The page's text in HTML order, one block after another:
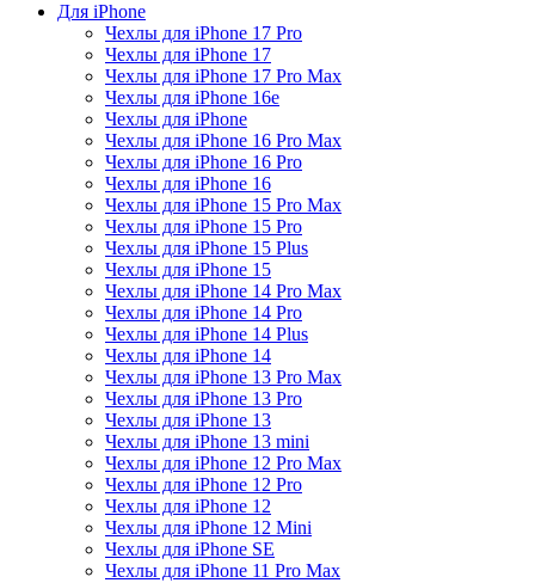
Для iPhone
Чехлы для iPhone 17 Pro
Чехлы для iPhone 17
Чехлы для iPhone 17 Pro Max
Чехлы для iPhone 16e
Чехлы для iPhone
Чехлы для iPhone 16 Pro Max
Чехлы для iPhone 16 Pro
Чехлы для iPhone 16
Чехлы для iPhone 15 Pro Max
Чехлы для iPhone 15 Pro
Чехлы для iPhone 15 Plus
Чехлы для iPhone 15
Чехлы для iPhone 14 Pro Max
Чехлы для iPhone 14 Pro
Чехлы для iPhone 14 Plus
Чехлы для iPhone 14
Чехлы для iPhone 13 Pro Max
Чехлы для iPhone 13 Pro
Чехлы для iPhone 13
Чехлы для iPhone 13 mini
Чехлы для iPhone 12 Pro Max
Чехлы для iPhone 12 Pro
Чехлы для iPhone 12
Чехлы для iPhone 12 Mini
Чехлы для iPhone SE
Чехлы для iPhone 11 Pro Max